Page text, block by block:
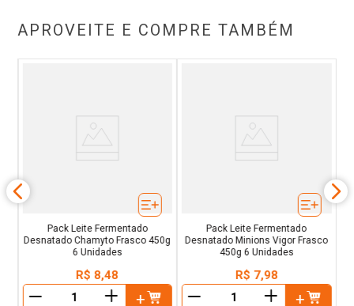
APROVEITE E COMPRE TAMBÉM
Pack Leite Fermentado
Desnatado Chamyto Frasco 450g
6 Unidades
R$ 8,48
＋
Pack Leite Fermentado
Desnatado Minions Vigor Frasco
450g 6 Unidades
R$ 7,98
＋